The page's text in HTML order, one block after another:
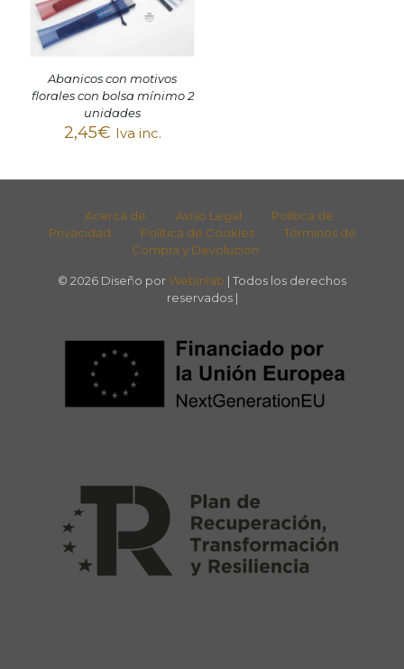
Abanicos con motivos
florales con bolsa mínimo 2
unidades
2,45€ Iva inc.
Acerca de Aviso Legal
Política de
Privacidad
Política de Cookies
Términos de
Compra y Devolución
© 2026 Diseño por Webinlab | Todos los derechos
reservados |